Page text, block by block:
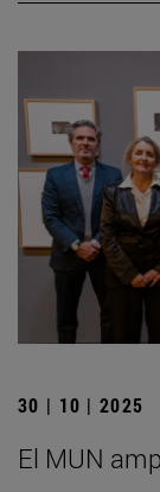
30 | 10 | 2025
El MUN